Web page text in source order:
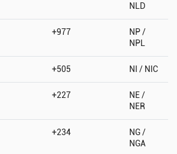
NLD
+977
NP /
NPL
+505 NI / NIC
+227
NE /
NER
+234
NG /
NGA